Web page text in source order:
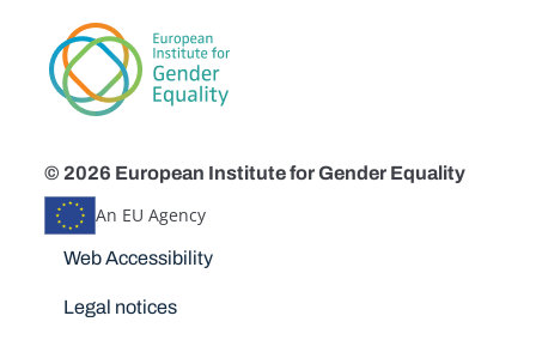
© 2026 European Institute for Gender Equality
An EU Agency
Disclaimers
Web Accessibility
Legal notices